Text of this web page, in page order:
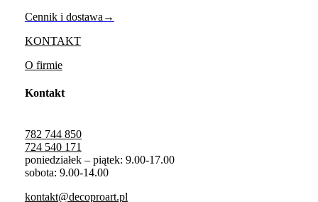
Cennik i dostawa→
KONTAKT
O firmie
Kontakt
782 744 850
724 540 171
poniedziałek – piątek: 9.00-17.00
sobota: 9.00-14.00
kontakt@decoproart.pl